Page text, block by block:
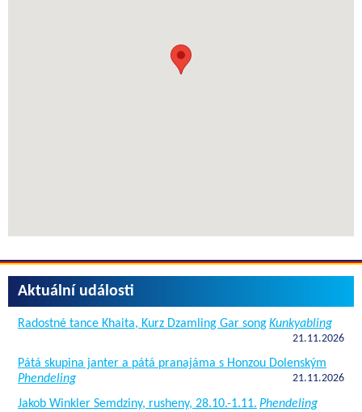
Aktuální události
Radostné tance Khaita, Kurz Dzamling Gar songKunkyabling
21.11.2026
Pátá skupina janter a pátá pranajáma s Honzou Dolenským
Phendeling
21.11.2026
Jakob Winkler Semdziny, rusheny, 28.10.-1.11. Phendeling